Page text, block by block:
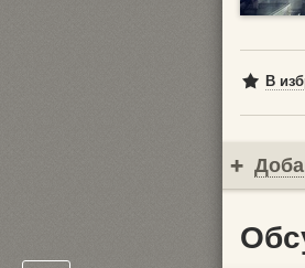
В